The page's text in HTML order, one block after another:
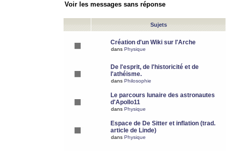
Voir les messages sans réponse
Sujets
Création d'un Wiki sur l'Arche
dans Physique
De l'esprit, de l'historicité et de
l'athéisme.
dans Philosophie
Le parcours lunaire des astronautes
d'Apollo11
dans Physique
Espace de De Sitter et inflation (trad.
article de Linde)
dans Physique